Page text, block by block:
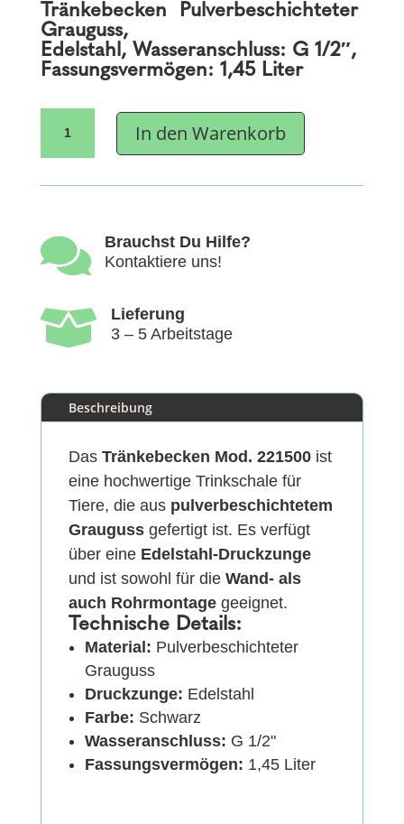
Tränkebecken Pulverbeschichteter
Grauguss,
Edelstahl, Wasseranschluss: G 1/2″,
Fassungsvermögen: 1,45 Liter
Tränkebecken
Mod.
221500
In den Warenkorb

Brauchst Du Hilfe?
Kontaktiere uns!

Lieferung
3 – 5 Arbeitstage
Beschreibung
Das Tränkebecken Mod. 221500ist
eine hochwertige Trinkschale für
Tiere, die aus pulverbeschichtetem
Graugussgefertigt ist. Es verfügt
über eine Edelstahl-Druckzunge
und ist sowohl für die Wand- als
auch Rohrmontagegeeignet.
Technische Details:
Material: Pulverbeschichteter
Grauguss
Druckzunge: Edelstahl
Farbe: Schwarz
Wasseranschluss: G 1/2"
Fassungsvermögen: 1,45 Liter